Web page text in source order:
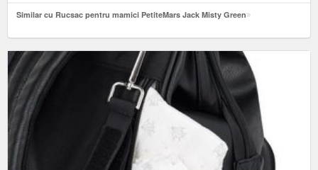
Similar cu Rucsac pentru mamici PetiteMars Jack Misty Green